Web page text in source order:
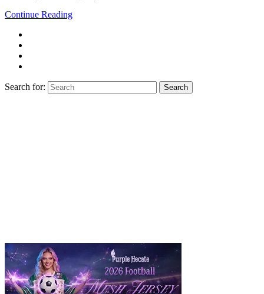
Continue Reading
Search for: Search